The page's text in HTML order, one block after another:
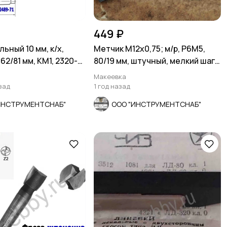
10 мм, к/х,
81 мм, КМ1, 2320-
449 ₽
Метчик М12х0,75; м/р, Р6М5,
80/19 мм, штучный, мелкий шаг,
шлифов.
Макеевка
1 год назад
ООО "ИНСТРУМЕНТСНАБ"